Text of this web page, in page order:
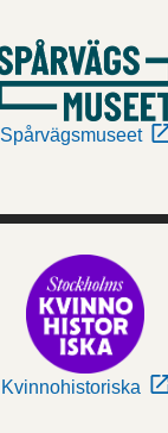
Spårvägsmuseet
Kvinnohistoriska